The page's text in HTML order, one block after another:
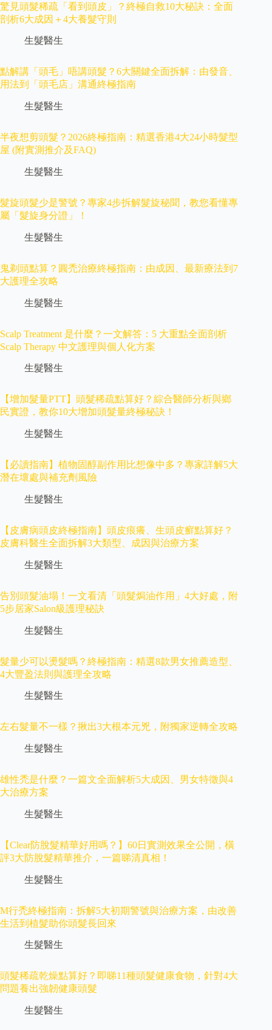
驚見頭髮稀疏「看到頭皮」？終極自救10大秘訣：全面
剖析6大成因＋4大養髮守則
生髮醫生
點解講「頭毛」唔講頭髮？6大關鍵全面拆解：由發音、
用法到「頭毛店」溝通終極指南
生髮醫生
半夜想剪頭髮？2026終極指南：精選香港4大24小時髮型
屋 (附實測推介及FAQ)
生髮醫生
髮旋頭髮少是警號？專家4步拆解髮旋秘聞，教您看懂專
屬「髮旋身分證」！
生髮醫生
鬼剃頭點算？圓禿治療終極指南：由成因、最新療法到7
大護理全攻略
生髮醫生
Scalp Treatment 是什麼？一文解答：5 大重點全面剖析
Scalp Therapy 中文護理與個人化方案
生髮醫生
【增加髮量PTT】頭髮稀疏點算好？綜合醫師分析與鄉
民實證，教你10大增加頭髮量終極秘訣！
生髮醫生
【必讀指南】植物固醇副作用比想像中多？專家詳解5大
潛在壞處與補充劑風險
生髮醫生
【皮膚病頭皮終極指南】頭皮痕癢、生頭皮癬點算好？
皮膚科醫生全面拆解3大類型、成因與治療方案
生髮醫生
告別頭髮油塌！一文看清「頭髮焗油作用」4大好處，附
5步居家Salon級護理秘訣
生髮醫生
髮量少可以燙髮嗎？終極指南：精選8款男女推薦造型、
4大豐盈法則與護理全攻略
生髮醫生
左右髮量不一樣？揪出3大根本元兇，附獨家逆轉全攻略
生髮醫生
雄性禿是什麼？一篇文全面解析5大成因、男女特徵與4
大治療方案
生髮醫生
【Clear防脫髮精華好用嗎？】60日實測效果全公開，橫
評3大防脫髮精華推介，一篇睇清真相！
生髮醫生
M行禿終極指南：拆解5大初期警號與治療方案，由改善
生活到植髮助你頭髮長回來
生髮醫生
頭髮稀疏乾燥點算好？即睇11種頭髮健康食物，針對4大
問題養出強韌健康頭髮
生髮醫生